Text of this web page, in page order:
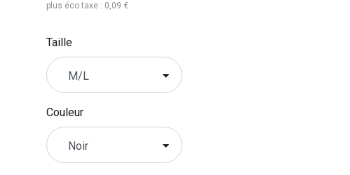
plus éco taxe : 0,09 €
Taille
Couleur